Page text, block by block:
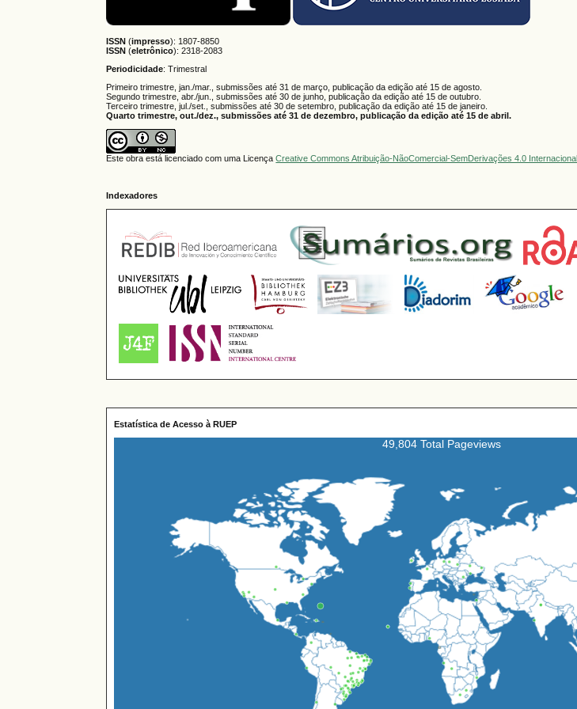
ISSN (impresso): 1807-8850
ISSN (eletrônico):2318-2083
Periodicidade: Trimestral
Primeiro trimestre, jan./mar., submissões até 31 de março, publicação da edição até 15 de agosto.
Segundo trimestre, abr./jun., submissões até 30 de junho, publicação da edição até 15 de outubro.
Terceiro trimestre, jul./set., submissões até 30 de setembro, publicação da edição até 15 de janeiro.
Quarto trimestre, out./dez., submissões até 31 de dezembro, publicação da edição até 15 de abril.
Este obra está licenciado com uma LicençaCreative Commons Atribuição-NãoComercial-SemDerivações 4.0 Internacional
Indexadores
Estatística de Acesso à RUEP
49,804 Total Pageviews